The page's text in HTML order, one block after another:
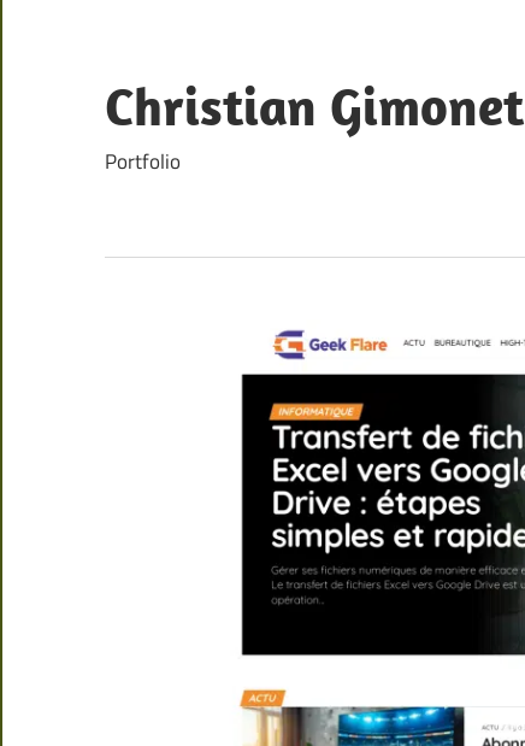
content
Christian Gimonet
Portfolio